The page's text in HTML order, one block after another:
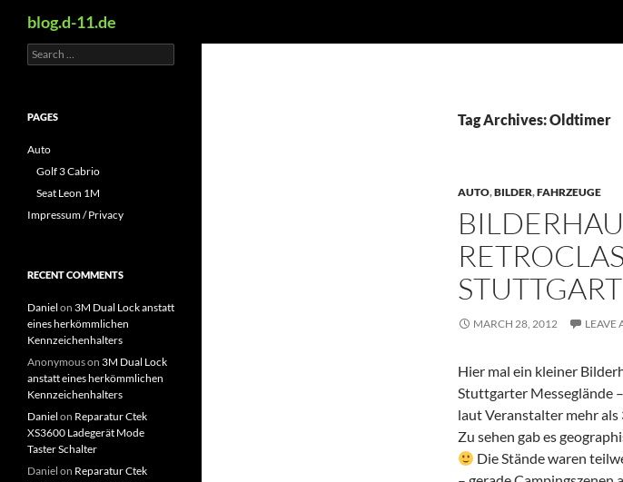
blog.d-11.de
Tag Archives: Oldtimer
AUTO,BILDER,FAHRZEUGE
STUTTGART
MARCH 28, 2012 LEAVE
Hier mal ein kleiner
Stuttgarter Messeglände
laut Veranstalter mehr als
Zu sehen gab es
Die Stände waren
Search
for:
PAGES
Auto
Golf 3 Cabrio
Seat Leon 1M
Impressum / Privacy
RECENT COMMENTS
Daniel on 3M Dual Lock anstatt
eines herkömmlichen
Kennzeichenhalters
Anonymouson 3M Dual Lock
anstatt eines herkömmlichen
Kennzeichenhalters
Daniel on Reparatur Ctek
XS3600 Ladegerät Mode
Taster Schalter
Daniel on Reparatur Ctek